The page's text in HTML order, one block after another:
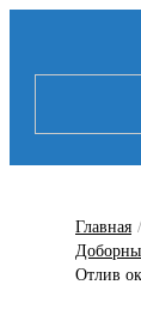
Главная /
Отлив